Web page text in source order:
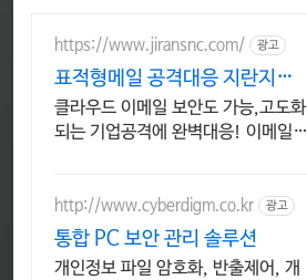
https://www.jiransnc.com/ 광고
표적형메일 공격대응 지란지교
IT 보안솔루션 전문기업
클라우드 이메일 보안도 가능,고도화
되는 기업공격에 완벽대응! 이메일
http://www.cyberdigm.co.kr 광고
통합 PC 보안 관리 솔루션
개인정보 파일 암호화, 반출제어, 개